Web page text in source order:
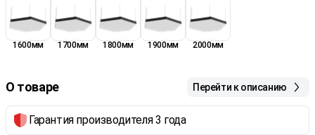
1600мм 1700мм 1800мм 1900мм 2000мм
О товаре Перейти к описанию
Гарантия производителя 3 года